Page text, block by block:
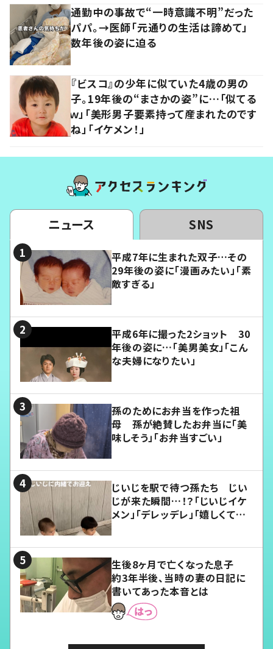
通勤中の事故で“一時意識不明”だった
パパ。→医師「元通りの生活は諦めて」
数年後の姿に迫る
『ビスコ』の少年に似ていた4歳の男の
子。19年後の“まさかの姿”に…「似てる
ｗ」「美形男子要素持って産まれたのです
ね」「イケメン！」
ニュース SNS
平成7年に生まれた双子…その
29年後の姿に「漫画みたい」「素
敵すぎる」
平成6年に撮った2ショット 30
年後の姿に…「美男美女」「こん
な夫婦になりたい」
孫のためにお弁当を作った祖
母 孫が絶賛したお弁当に「美
味しそう」「お弁当すごい」
じいじを駅で待つ孫たち じい
じが来た瞬間…！？「じいじイケ
メン」「デレッデレ」「嬉しくて可
生後8ヶ月で亡くなった息子
約3年半後、当時の妻の日記に
書いてあった本音とは